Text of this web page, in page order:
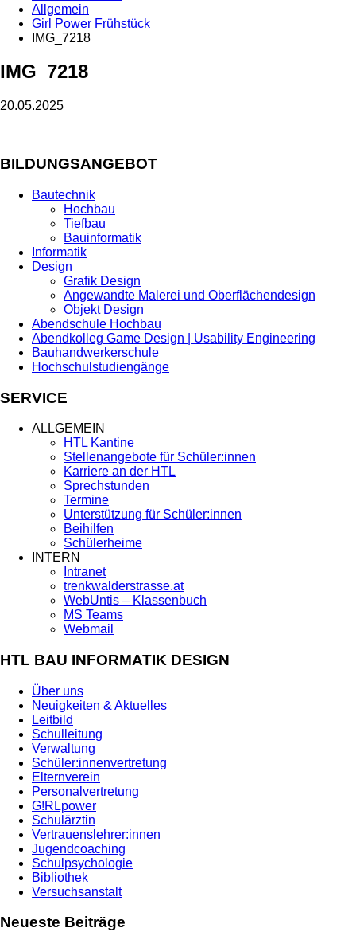
Allgemein
Girl Power Frühstück
IMG_7218
IMG_7218
20.05.2025
BILDUNGSANGEBOT
Bautechnik
Hochbau
Tiefbau
Bauinformatik
Informatik
Design
Grafik Design
Angewandte Malerei und Oberflächendesign
Objekt Design
Abendschule Hochbau
Abendkolleg Game Design | Usability Engineering
Bauhandwerkerschule
Hochschulstudiengänge
SERVICE
ALLGEMEIN
HTL Kantine
Stellenangebote für Schüler:innen
Karriere an der HTL
Sprechstunden
Termine
Unterstützung für Schüler:innen
Beihilfen
Schülerheime
INTERN
Intranet
trenkwalderstrasse.at
WebUntis – Klassenbuch
MS Teams
Webmail
HTL BAU INFORMATIK DESIGN
Über uns
Neuigkeiten & Aktuelles
Leitbild
Schulleitung
Verwaltung
Schüler:innenvertretung
Elternverein
Personalvertretung
G!RLpower
Schulärztin
Vertrauenslehrer:innen
Jugendcoaching
Schulpsychologie
Bibliothek
Versuchsanstalt
Neueste Beiträge